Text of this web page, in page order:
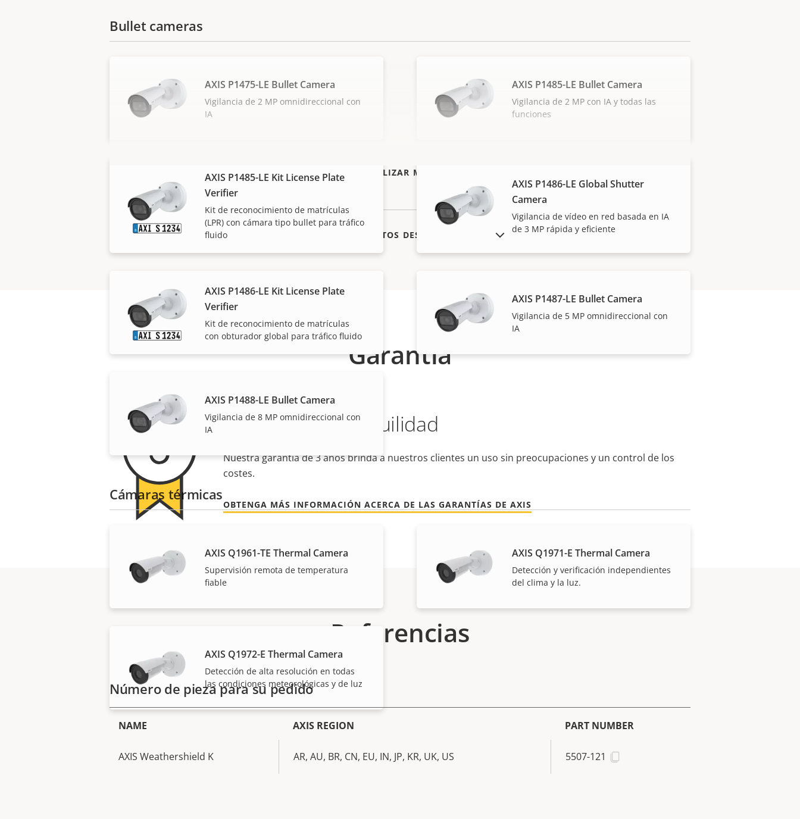
VISUALIZAR MÁS
Bullet cameras
AXIS P1475-LE Bullet Camera
Vigilancia de 2 MP omnidireccional con
IA
AXIS P1485-LE Bullet Camera
Vigilancia de 2 MP con IA y todas las
funciones
AXIS P1485-LE Kit License Plate
Verifier
Kit de reconocimiento de matrículas
(LPR) con cámara tipo bullet para tráfico
fluido
AXIS P1486-LE Global Shutter
Camera
Vigilancia de vídeo en red basada en IA
de 3 MP rápida y eficiente
AXIS P1486-LE Kit License Plate
Verifier
Kit de reconocimiento de matrículas
con obturador global para tráfico fluido
AXIS P1487-LE Bullet Camera
Vigilancia de 5 MP omnidireccional con
IA
AXIS P1488-LE Bullet Camera
Vigilancia de 8 MP omnidireccional con
IA
Cámaras térmicas
AXIS Q1961-TE Thermal Camera
Supervisión remota de temperatura
fiable
AXIS Q1971-E Thermal Camera
Detección y verificación independientes
del clima y la luz.
AXIS Q1972-E Thermal Camera
Detección de alta resolución en todas
las condiciones meteorológicas y de luz
MOSTRAR PRODUCTOS DESCATALOGADOS
Garantía
Para mayor tranquilidad
Nuestra garantía de 3 años brinda a nuestros clientes un uso sin preocupaciones y un control de los
costes.
OBTENGA MÁS INFORMACIÓN ACERCA DE LAS GARANTÍAS DE AXIS
Referencias
Número de pieza para su pedido
NAME AXIS REGION PART NUMBER
AXIS Weathershield K AR, AU, BR, CN, EU, IN, JP, KR, UK, US 5507-121